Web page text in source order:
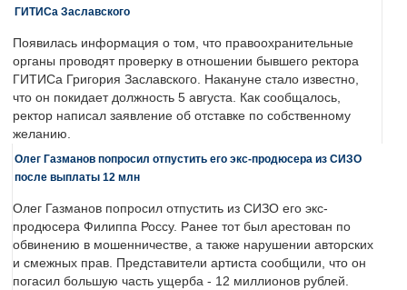
ГИТИСа Заславского
Появилась информация о том, что правоохранительные
органы проводят проверку в отношении бывшего ректора
ГИТИСа Григория Заславского. Накануне стало известно,
что он покидает должность 5 августа. Как сообщалось,
ректор написал заявление об отставке по собственному
желанию.
Олег Газманов попросил отпустить его экс-продюсера из СИЗО
после выплаты 12 млн
Олег Газманов попросил отпустить из СИЗО его экс-
продюсера Филиппа Россу. Ранее тот был арестован по
обвинению в мошенничестве, а также нарушении авторских
и смежных прав. Представители артиста сообщили, что он
погасил большую часть ущерба - 12 миллионов рублей.